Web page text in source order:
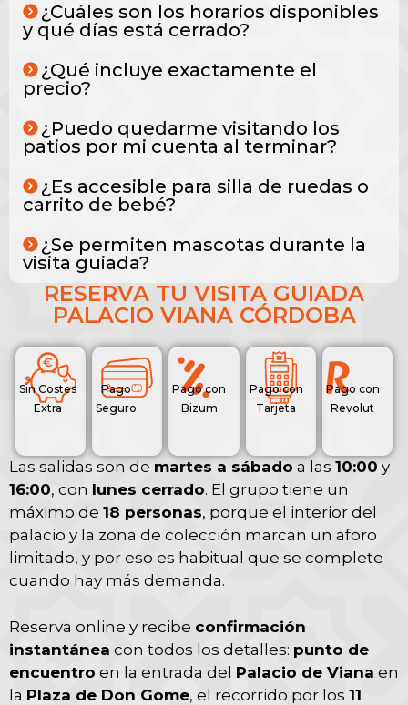
¿Cuáles son los horarios disponibles
y qué días está cerrado?
¿Qué incluye exactamente el
precio?
¿Puedo quedarme visitando los
patios por mi cuenta al terminar?
¿Es accesible para silla de ruedas o
carrito de bebé?
¿Se permiten mascotas durante la
visita guiada?
RESERVA TU VISITA GUIADA
PALACIO VIANA CÓRDOBA
Sin Costes
Extra
Pago
Seguro
Pago con
Bizum
Pago con
Tarjeta
Pago con
Revolut
Las salidas son de martes a sábado a las 10:00 y
16:00, con lunes cerrado. El grupo tiene un
máximo de 18 personas, porque el interior del
palacio y la zona de colección marcan un aforo
limitado, y por eso es habitual que se complete
cuando hay más demanda.
Reserva online y recibe confirmación
instantánea con todos los detalles: punto de
encuentro en la entrada del Palacio de Viana en
la Plaza de Don Gome, el recorrido por los 11